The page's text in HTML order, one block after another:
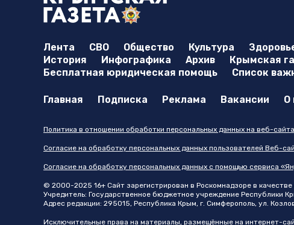
Лента СВО Общество Культура
История
Инфографика Архив Крымская
Бесплатная юридическая помощь
Список
Главная Подписка Реклама Вакансии О
Политика в отношении обработки персональных данных на веб-
Согласие на обработку персональных данных пользователей Веб-
Согласие на обработку персональных данных с помощью сервиса
© 2000-2025 16+ Сайт зарегистрирован в Роскомнадзоре в
Учредитель: Государственное бюджетное учреждение Республики
Адрес редакции: 295015, Республика Крым, г. Симферополь, ул.
Исключительные права на материалы, размещённые на интернет-